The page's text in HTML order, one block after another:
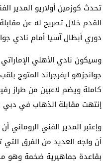
تحدث كوزمين أولاريو المدير
القدم خلال تصريح له عن
دوري أبطال آسيا أمام نادي
وسيكون نادي الأهلي
كاملة ويضم لاعبين من طراز
إنتهت مقابلة الذهاب في دبي قبل 15 يوما بالتعادل
وإعتبر المدير الفني
أن واجه العديد من الفرق التي
بقاعدة جماهيرية ضخمة وهو